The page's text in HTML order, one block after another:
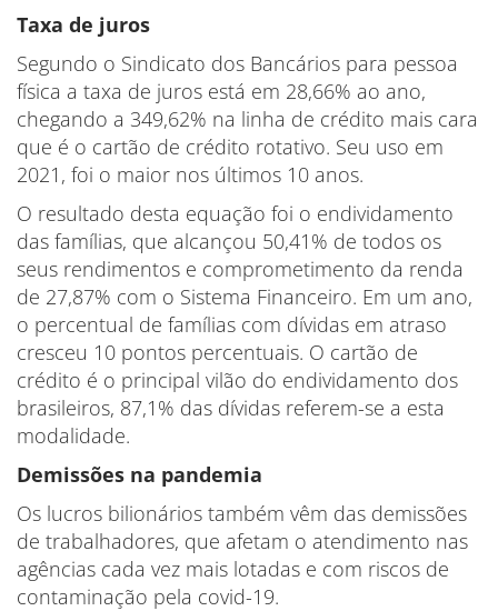
Taxa de juros
Segundo o Sindicato dos Bancários para pessoa
física a taxa de juros está em 28,66% ao ano,
chegando a 349,62% na linha de crédito mais cara
que é o cartão de crédito rotativo. Seu uso em
2021, foi o maior nos últimos 10 anos.
O resultado desta equação foi o endividamento
das famílias, que alcançou 50,41% de todos os
seus rendimentos e comprometimento da renda
de 27,87% com o Sistema Financeiro. Em um ano,
o percentual de famílias com dívidas em atraso
cresceu 10 pontos percentuais. O cartão de
crédito é o principal vilão do endividamento dos
brasileiros, 87,1% das dívidas referem-se a esta
modalidade.
Demissões na pandemia
Os lucros bilionários também vêm das demissões
de trabalhadores, que afetam o atendimento nas
agências cada vez mais lotadas e com riscos de
contaminação pela covid-19.